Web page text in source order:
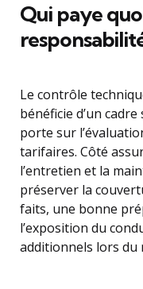
Qui paye
Le contrôle
bénéficie d’un
porte sur
tarifaires. Côté
l’entretien et la
préserver la
faits, une bonne
l’exposition du
additionnels lors du